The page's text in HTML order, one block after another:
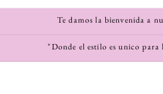
Te damos la bienvenida a
"Donde el estilo es unico